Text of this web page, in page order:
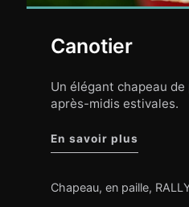
Canotier
Un élégant chapeau
après-midis estivales.
En savoir plus
Chapeau, en paille,